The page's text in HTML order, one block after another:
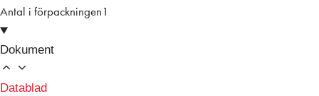
Antal i förpackningen 1
Dokument
Datablad